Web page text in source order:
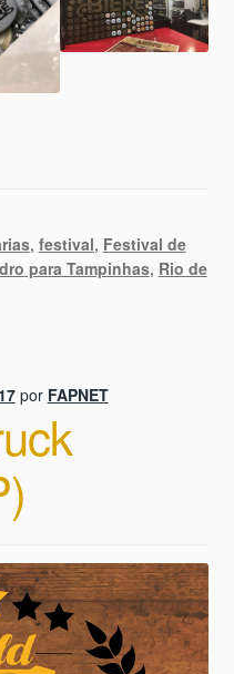
, festival, Festival de
para Tampinhas, Rio de
por FAPNET